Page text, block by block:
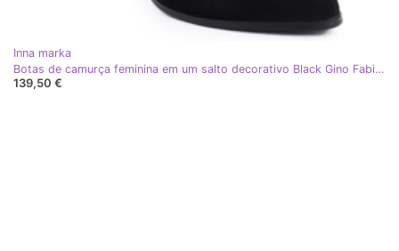
Inna marka
Botas de camurça feminina em um salto decorativo Black Gino Fabiani 9210 preto
139,50 €